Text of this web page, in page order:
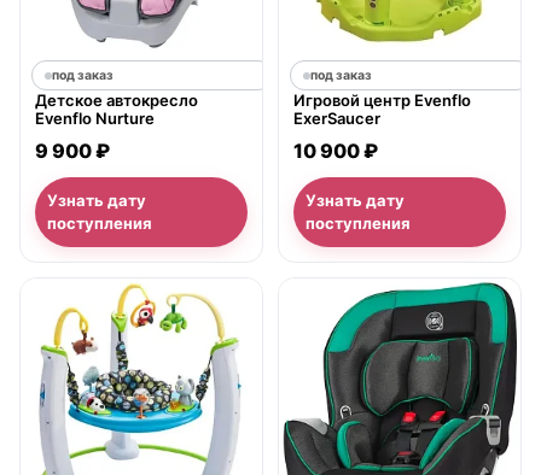
под заказ
Детское автокресло
Evenflo Nurture
9 900 ₽
Узнать дату
поступления
под заказ
Игровой центр Evenflo
ExerSaucer
10 900 ₽
Узнать дату
поступления